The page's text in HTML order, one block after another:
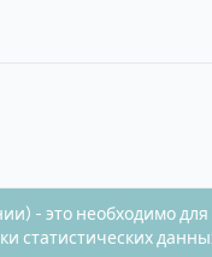
- это необходимо для
статистических